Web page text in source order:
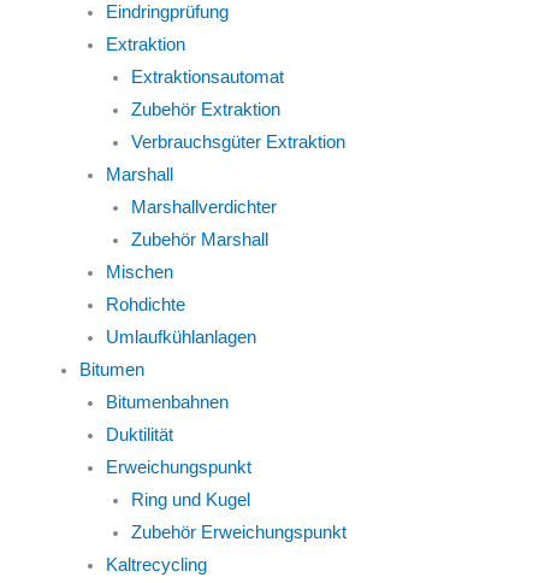
Eindringprüfung
Extraktion
Extraktionsautomat
Zubehör Extraktion
Verbrauchsgüter Extraktion
Marshall
Marshallverdichter
Zubehör Marshall
Mischen
Rohdichte
Umlaufkühlanlagen
Bitumen
Bitumenbahnen
Duktilität
Erweichungspunkt
Ring und Kugel
Zubehör Erweichungspunkt
Kaltrecycling